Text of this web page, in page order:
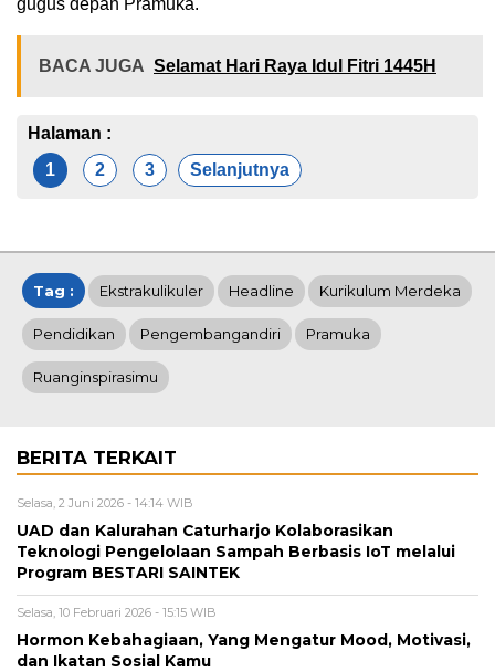
gugus depan Pramuka.
BACA JUGA Selamat Hari Raya Idul Fitri 1445H
Halaman :
1
2 3 Selanjutnya
Tag : Ekstrakulikuler Headline Kurikulum Merdeka
Pendidikan Pengembangandiri Pramuka
Ruanginspirasimu
BERITA TERKAIT
Selasa, 2 Juni 2026 - 14:14 WIB
UAD dan Kalurahan Caturharjo Kolaborasikan
Teknologi Pengelolaan Sampah Berbasis IoT melalui
Program BESTARI SAINTEK
Selasa, 10 Februari 2026 - 15:15 WIB
Hormon Kebahagiaan, Yang Mengatur Mood, Motivasi,
dan Ikatan Sosial Kamu